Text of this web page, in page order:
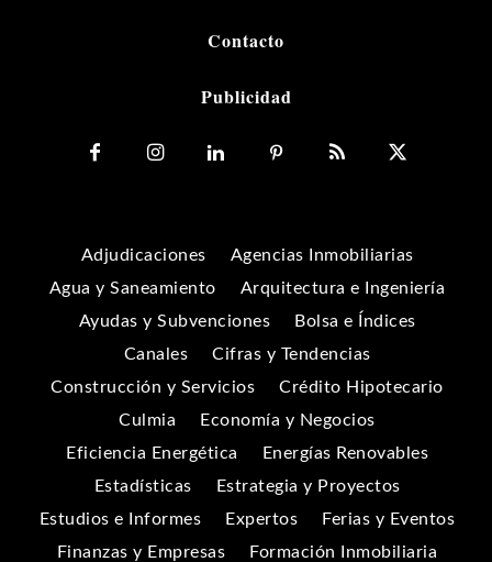
Contacto
Publicidad
Adjudicaciones
Agencias Inmobiliarias
Agua y Saneamiento
Arquitectura e Ingeniería
Ayudas y Subvenciones
Bolsa e Índices
Canales
Cifras y Tendencias
Construcción y Servicios
Crédito Hipotecario
Culmia
Economía y Negocios
Eficiencia Energética
Energías Renovables
Estadísticas
Estrategia y Proyectos
Estudios e Informes
Expertos
Ferias y Eventos
Finanzas y Empresas
Formación Inmobiliaria